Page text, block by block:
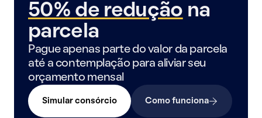
50% de redução na
parcela
Pague apenas parte do valor da parcela
até a contemplação para aliviar seu
orçamento mensal
Simular consórcio Como funciona